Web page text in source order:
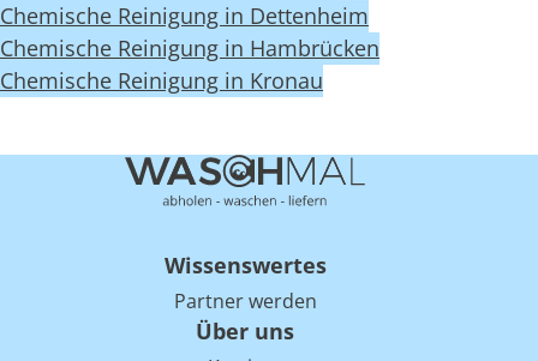
Chemische Reinigung in Dettenheim
Chemische Reinigung in Hambrücken
Chemische Reinigung in Kronau
Wissenswertes
Partner werden
Über uns